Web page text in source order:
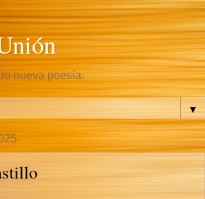
nueva poesía.
▼